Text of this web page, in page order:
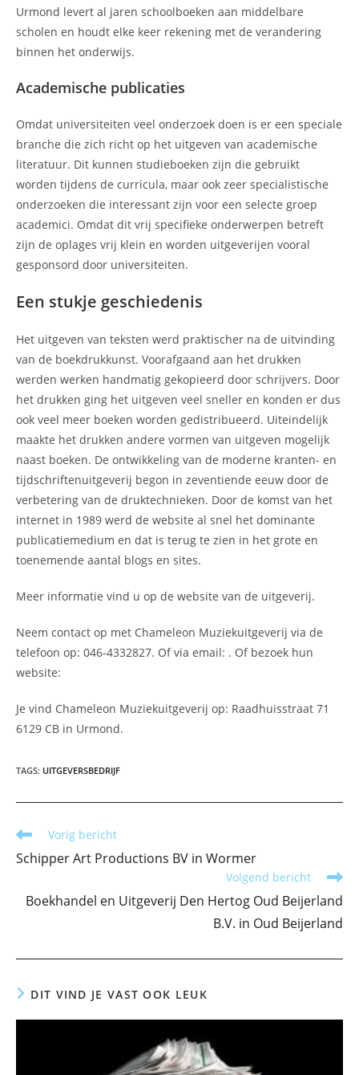
Urmond levert al jaren schoolboeken aan middelbare
scholen en houdt elke keer rekening met de verandering
binnen het onderwijs.
Academische publicaties
Omdat universiteiten veel onderzoek doen is er een speciale
branche die zich richt op het uitgeven van academische
literatuur. Dit kunnen studieboeken zijn die gebruikt
worden tijdens de curricula, maar ook zeer specialistische
onderzoeken die interessant zijn voor een selecte groep
academici. Omdat dit vrij specifieke onderwerpen betreft
zijn de oplages vrij klein en worden uitgeverijen vooral
gesponsord door universiteiten.
Een stukje geschiedenis
Het uitgeven van teksten werd praktischer na de uitvinding
van de boekdrukkunst. Voorafgaand aan het drukken
werden werken handmatig gekopieerd door schrijvers. Door
het drukken ging het uitgeven veel sneller en konden er dus
ook veel meer boeken worden gedistribueerd. Uiteindelijk
maakte het drukken andere vormen van uitgeven mogelijk
naast boeken. De ontwikkeling van de moderne kranten- en
tijdschriftenuitgeverij begon in zeventiende eeuw door de
verbetering van de druktechnieken. Door de komst van het
internet in 1989 werd de website al snel het dominante
publicatiemedium en dat is terug te zien in het grote en
toenemende aantal blogs en sites.
Meer informatie vind u op de website van de uitgeverij.
Neem contact op met Chameleon Muziekuitgeverij via de
telefoon op: 046-4332827. Of via email: . Of bezoek hun
website:
Je vind Chameleon Muziekuitgeverij op: Raadhuisstraat 71
6129 CB in Urmond.
TAGS: UITGEVERSBEDRIJF
Lees
artikelen
Vorig bericht
Schipper Art Productions BV in Wormer
Volgend bericht
Boekhandel en Uitgeverij Den Hertog Oud Beijerland
B.V. in Oud Beijerland
DIT VIND JE VAST OOK LEUK